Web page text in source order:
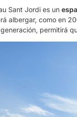
Sant Jordi es un
albergar, como en
permitirá